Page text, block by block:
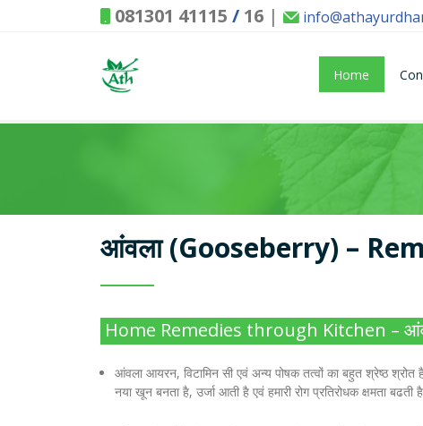
081301 41115 / 16 |
Home
आंवला (Gooseberry) –
Home Remedies through Kitchen –
आंवला आयरन, विटामिन सी एवं अन्य पोषक तत्वों का बहुत श्रेष्ठ
नया खून बनता है, उर्जा आती है एवं हमारी रोग प्रतिरोधक क्षमता बढती